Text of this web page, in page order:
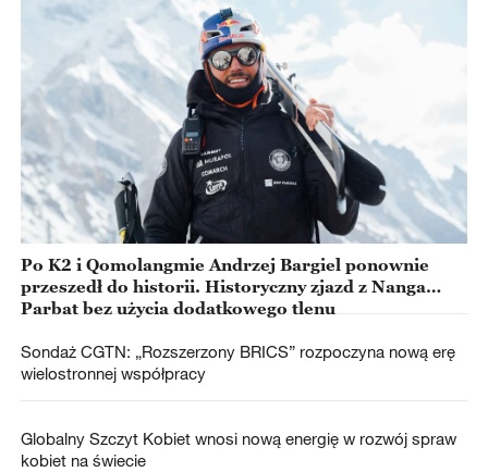
Po K2 i Qomolangmie Andrzej Bargiel ponownie
przeszedł do historii. Historyczny zjazd z Nanga
Parbat bez użycia dodatkowego tlenu
Sondaż CGTN: „Rozszerzony BRICS” rozpoczyna nową erę
wielostronnej współpracy
Globalny Szczyt Kobiet wnosi nową energię w rozwój spraw
kobiet na świecie